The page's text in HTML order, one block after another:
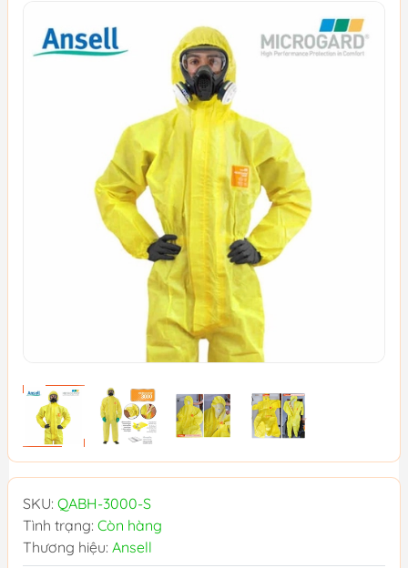
SKU: QABH-3000-S
Tình trạng: Còn hàng
Thương hiệu: Ansell